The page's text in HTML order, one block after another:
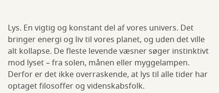
Lys. En vigtig og konstant del af vores univers. Det
bringer energi og liv til vores planet, og uden det ville
alt kollapse. De fleste levende væsner søger instinktivt
mod lyset – fra solen, månen eller myggelampen.
Derfor er det ikke overraskende, at lys til alle tider har
optaget filosoffer og videnskabsfolk.